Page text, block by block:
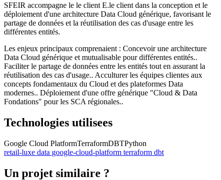
SFEIR accompagne le le client E.le client dans la conception et le
déploiement d'une architecture Data Cloud générique, favorisant le
partage de données et la réutilisation des cas d'usage entre les
différentes entités.
Les enjeux principaux comprenaient : Concevoir une architecture
Data Cloud générique et mutualisable pour différentes entités..
Faciliter le partage de données entre les entités tout en assurant la
réutilisation des cas d'usage.. Acculturer les équipes clientes aux
concepts fondamentaux du Cloud et des plateformes Data
modernes.. Déploiement d'une offre générique "Cloud & Data
Fondations" pour les SCA régionales..
Technologies utilisees
Google Cloud PlatformTerraformDBTPython
retail-luxe data google-cloud-platform terraform dbt
Un projet similaire ?